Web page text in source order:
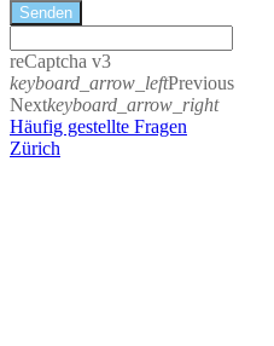
Senden
reCaptcha v3
keyboard_arrow_leftPrevious
Nextkeyboard_arrow_right
Häufig gestellte Fragen
Zürich